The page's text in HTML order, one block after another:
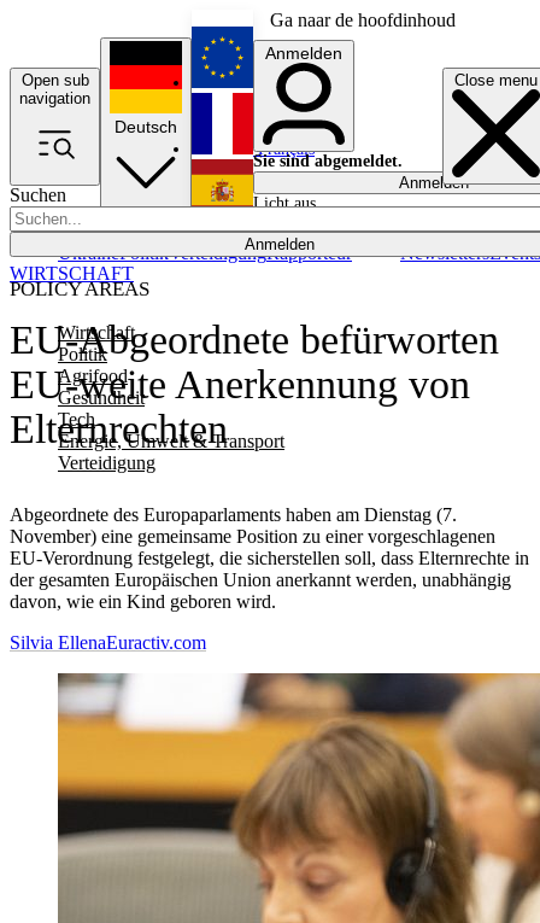
Ga naar de hoofdinhoud
Open sub
navigation
Close menu
Suchen
Anmelden
POLICY AREAS
Wirtschaft
Politik
Agrifood
Gesundheit
Tech
Energie, Umwelt & Transport
Verteidigung
UkrainePolitikVerteidigungRapporteur NewslettersEvents
Deutsch
English
Français
Anmelden
Sie sind abgemeldet.
Anmelden
Licht aus
EU-Abgeordnete befürworten
EU-weite Anerkennung von
Elternrechten
Abgeordnete des Europaparlaments haben am Dienstag (7.
November) eine gemeinsame Position zu einer vorgeschlagenen
EU-Verordnung festgelegt, die sicherstellen soll, dass Elternrechte in
der gesamten Europäischen Union anerkannt werden, unabhängig
davon, wie ein Kind geboren wird.
WIRTSCHAFT
Silvia EllenaEuractiv.com